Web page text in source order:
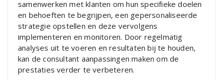
samenwerken met klanten om hun specifieke doelen
en behoeften te begrijpen, een gepersonaliseerde
strategie opstellen en deze vervolgens
implementeren en monitoren. Door regelmatig
analyses uit te voeren en resultaten bij te houden,
kan de consultant aanpassingen maken om de
prestaties verder te verbeteren.